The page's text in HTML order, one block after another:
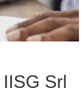
Srl